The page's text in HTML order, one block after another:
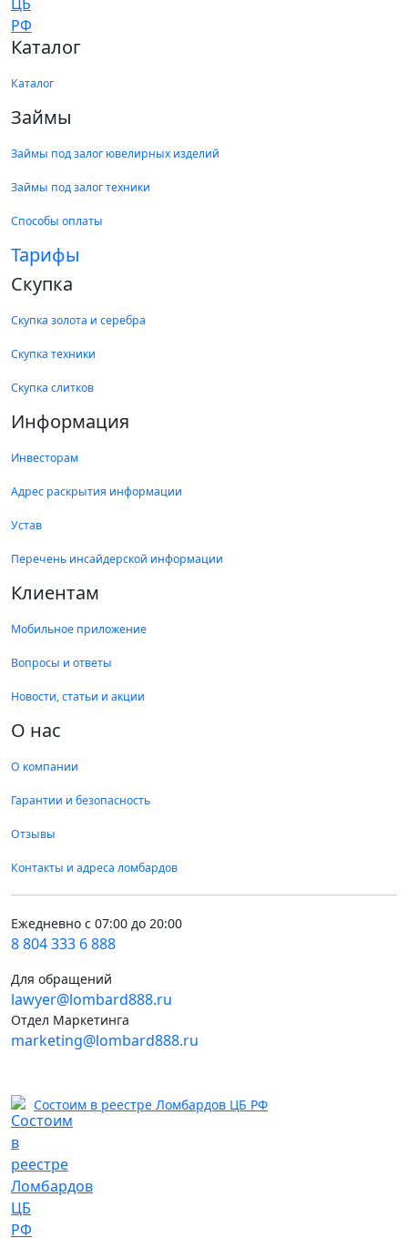
Каталог
Каталог
Займы
Займы под залог ювелирных изделий
Займы под залог техники
Способы оплаты
Тарифы
Скупка
Скупка золота и серебра
Скупка техники
Скупка слитков
Информация
Инвесторам
Адрес раскрытия информации
Устав
Перечень инсайдерской информации
Клиентам
Мобильное приложение
Вопросы и ответы
Новости, статьи и акции
О нас
О компании
Гарантии и безопасность
Отзывы
Контакты и адреса ломбардов
Ежедневно с 07:00 до 20:00
8 804 333 6 888
Для обращений
lawyer@lombard888.ru
Отдел Маркетинга
marketing@lombard888.ru
Состоим в реестре Ломбардов ЦБ РФ